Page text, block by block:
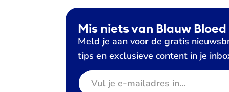
Mis niets van Blauw Bloed
Meld je aan voor de gratis
tips en exclusieve content in je
E-mailadres